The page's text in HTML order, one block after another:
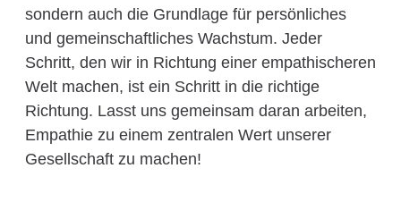
sondern auch die Grundlage für persönliches
und gemeinschaftliches Wachstum. Jeder
Schritt, den wir in Richtung einer empathischeren
Welt machen, ist ein Schritt in die richtige
Richtung. Lasst uns gemeinsam daran arbeiten,
Empathie zu einem zentralen Wert unserer
Gesellschaft zu machen!